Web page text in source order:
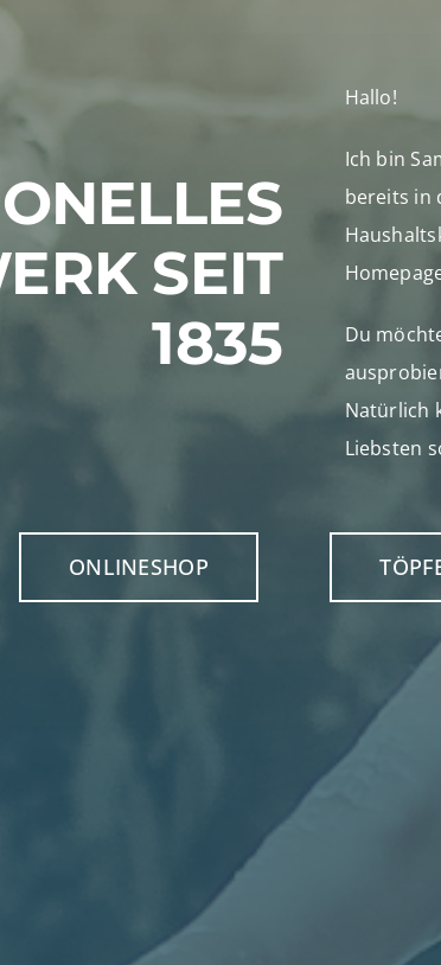
SEIT
1835
Hallo!
Ich bin
bereits in
Du
Natürlich
Liebsten
ONLINESHOP